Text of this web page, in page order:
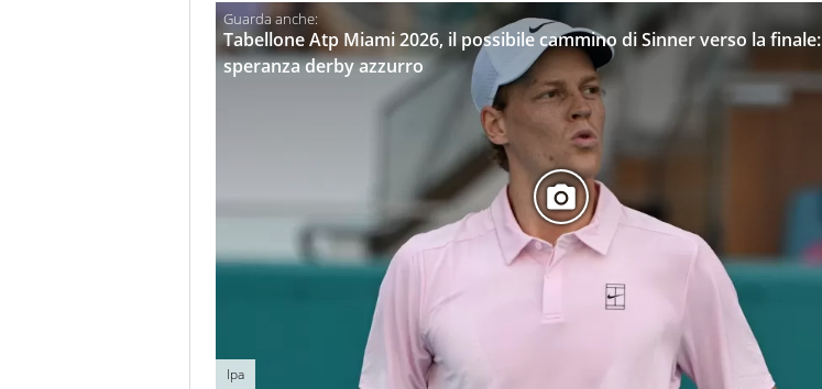
Tabellone Atp Miami 2026, il possibile cammino di Sinner verso la finale:
speranza derby azzurro
Ipa